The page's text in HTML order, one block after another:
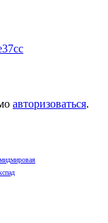
авторизоваться.
мидмировая
спад